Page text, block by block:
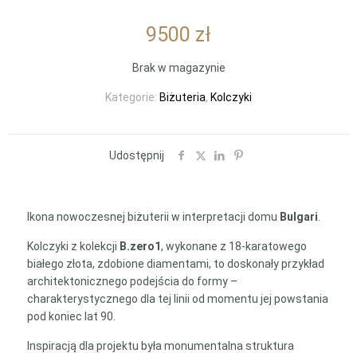
9500 zł
Brak w magazynie
Kategorie: Biżuteria, Kolczyki
Udostępnij
Ikona nowoczesnej biżuterii w interpretacji domu Bulgari
Kolczyki z kolekcji B.zero1, wykonane z 18-karatowego
białego złota, zdobione diamentami, to doskonały przykład
architektonicznego podejścia do formy –
charakterystycznego dla tej linii od momentu jej powstania
pod koniec lat 90.
Inspiracją dla projektu była monumentalna struktura